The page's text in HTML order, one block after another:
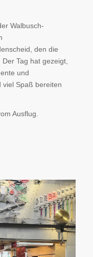
Walbusch-
den die
Tag hat gezeigt,
und
viel Spaß bereiten
Ausflug.